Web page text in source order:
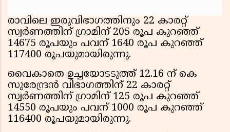
രാവിലെ ഇരുവിഭാഗത്തിനും 22 കാരറ്റ്
സ്വര്‍ണത്തിന് ഗ്രാമിന് 205 രൂപ കുറഞ്ഞ്
14675 രൂപയും പവന് 1640 രൂപ കുറഞ്ഞ്
117400 രൂപയുമായിരുന്നു.
വൈകാതെ ഉച്ചയോടടുത്ത് 12.16 ന് കെ
സുരേന്ദ്രന്‍ വിഭാഗത്തിന് 22 കാരറ്റ്
സ്വര്‍ണത്തിന് ഗ്രാമിന് 125 രൂപ കുറഞ്ഞ്
14550 രൂപയും പവന് 1000 രൂപ കുറഞ്ഞ്
116400 രൂപയുമായിരുന്നു.